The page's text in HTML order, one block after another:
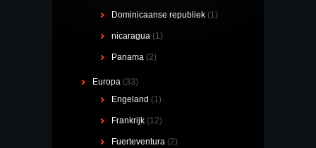
Dominicaanse republiek (1)
nicaragua (1)
Panama (2)
Europa (33)
Engeland (1)
Frankrijk (12)
Fuerteventura (2)